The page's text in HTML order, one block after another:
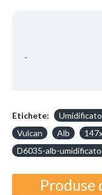
-
Etichete:
Vulcan
Alb
D6035-alb-